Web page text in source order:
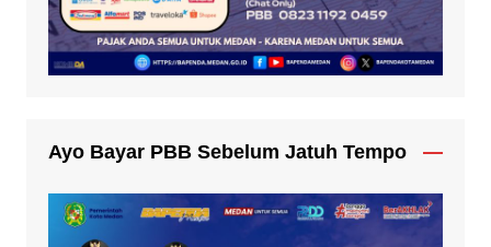
Ayo Bayar PBB Sebelum Jatuh Tempo